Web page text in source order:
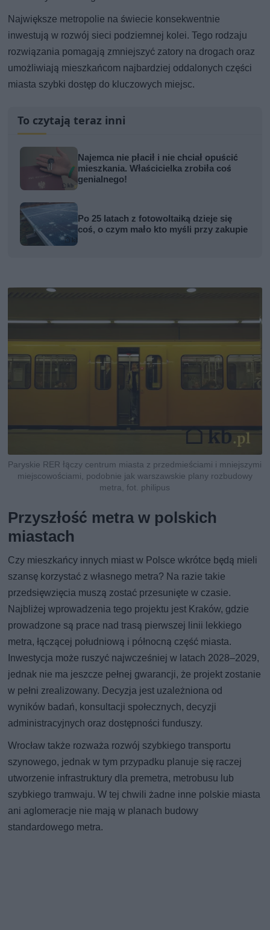
Największe metropolie na świecie konsekwentnie
inwestują w rozwój sieci podziemnej kolei. Tego rodzaju
rozwiązania pomagają zmniejszyć zatory na drogach oraz
umożliwiają mieszkańcom najbardziej oddalonych części
miasta szybki dostęp do kluczowych miejsc.
To czytają teraz inni
Najemca nie płacił i nie chciał opuścić
mieszkania. Właścicielka zrobiła coś
genialnego!
Po 25 latach z fotowoltaiką dzieje się
coś, o czym mało kto myśli przy zakupie
Paryskie RER łączy centrum miasta z przedmieściami i mniejszymi
miejscowościami, podobnie jak warszawskie plany rozbudowy
metra, fot. philipus
Przyszłość metra w polskich
miastach
Czy mieszkańcy innych miast w Polsce wkrótce będą mieli
szansę korzystać z własnego metra? Na razie takie
przedsięwzięcia muszą zostać przesunięte w czasie.
Najbliżej wprowadzenia tego projektu jest Kraków, gdzie
prowadzone są prace nad trasą pierwszej linii lekkiego
metra, łączącej południową i północną część miasta.
Inwestycja może ruszyć najwcześniej w latach 2028–2029,
jednak nie ma jeszcze pełnej gwarancji, że projekt zostanie
w pełni zrealizowany. Decyzja jest uzależniona od
wyników badań, konsultacji społecznych, decyzji
administracyjnych oraz dostępności funduszy.
Wrocław także rozważa rozwój szybkiego transportu
szynowego, jednak w tym przypadku planuje się raczej
utworzenie infrastruktury dla premetra, metrobusu lub
szybkiego tramwaju. W tej chwili żadne inne polskie miasta
ani aglomeracje nie mają w planach budowy
standardowego metra.